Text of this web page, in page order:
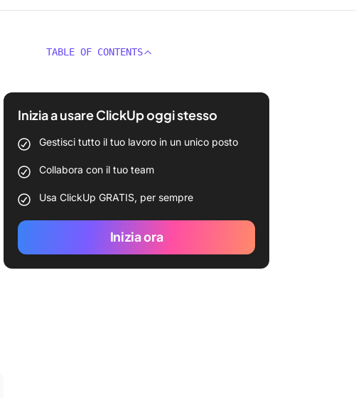
TABLE OF CONTENTS
Inizia a usare ClickUp oggi stesso
Gestisci tutto il tuo lavoro in un unico posto
Collabora con il tuo team
Usa ClickUp GRATIS, per sempre
Inizia ora